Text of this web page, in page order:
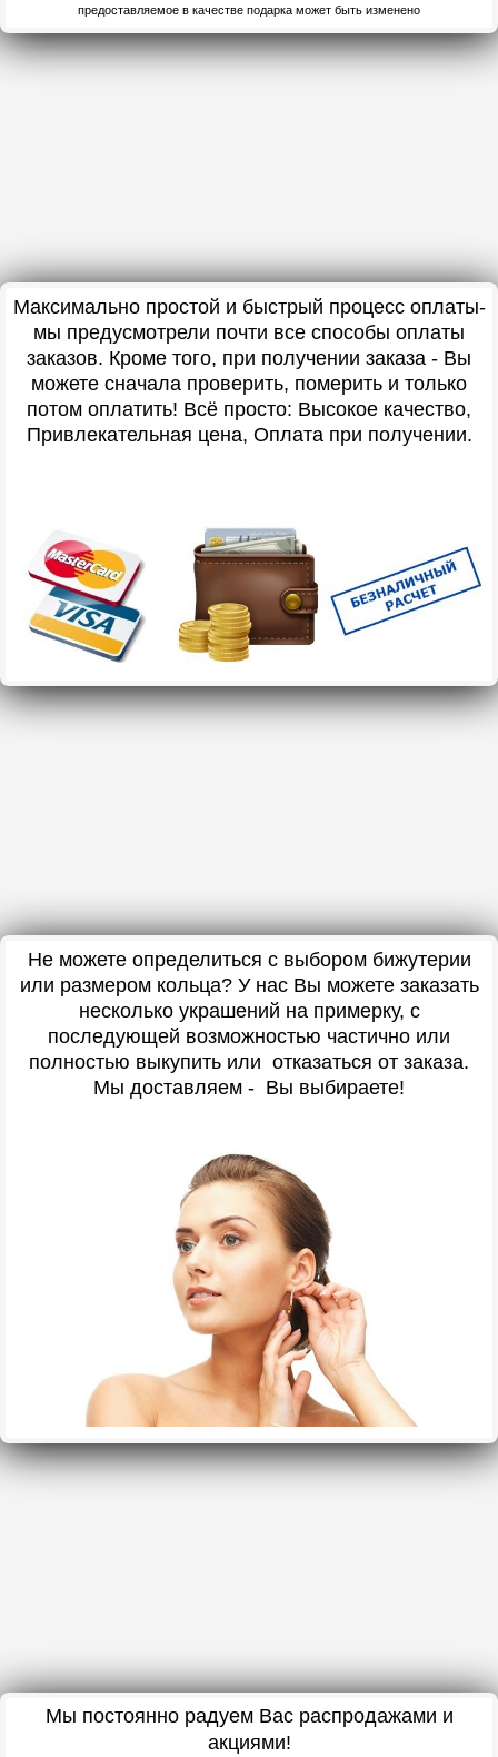
предоставляемое в качестве подарка может быть изменено
Максимально простой и быстрый процесс оплаты-
мы предусмотрели почти все способы оплаты
заказов. Кроме того, при получении заказа - Вы
можете сначала проверить, померить и только
потом оплатить! Всё просто: Высокое качество,
Привлекательная цена, Оплата при получении.
Не можете определиться с выбором бижутерии
или размером кольца? У нас Вы можете заказать
несколько украшений на примерку, с
последующей возможностью частично или
полностью выкупить или отказаться от заказа.
Мы доставляем - Вы выбираете!
Мы постоянно радуем Вас распродажами и
акциями!